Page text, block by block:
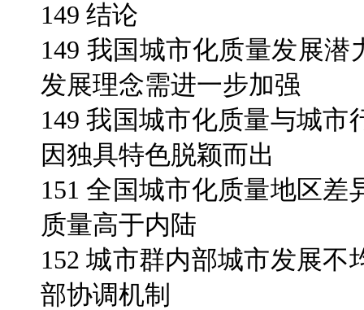
149 结论
149 我国城市化质量发展潜
发展理念需进一步加强
149 我国城市化质量与城
因独具特色脱颖而出
151 全国城市化质量地区
质量高于内陆
152 城市群内部城市发展
部协调机制